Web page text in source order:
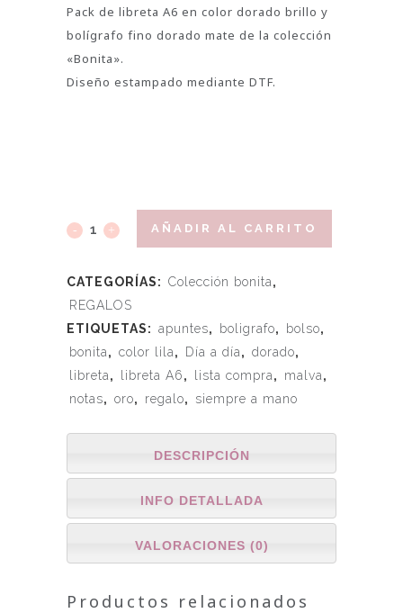
Pack de libreta A6 en color dorado brillo y
bolígrafo fino dorado mate de la colección
«Bonita».
Diseño estampado mediante DTF.
AÑADIR AL CARRITO
CATEGORÍAS: Colección bonita,
REGALOS
ETIQUETAS: apuntes, boligrafo, bolso,
bonita, color lila, Día a día, dorado,
libreta, libreta A6, lista compra, malva,
notas, oro, regalo, siempre a mano
DESCRIPCIÓN
INFO DETALLADA
VALORACIONES (0)
Productos relacionados